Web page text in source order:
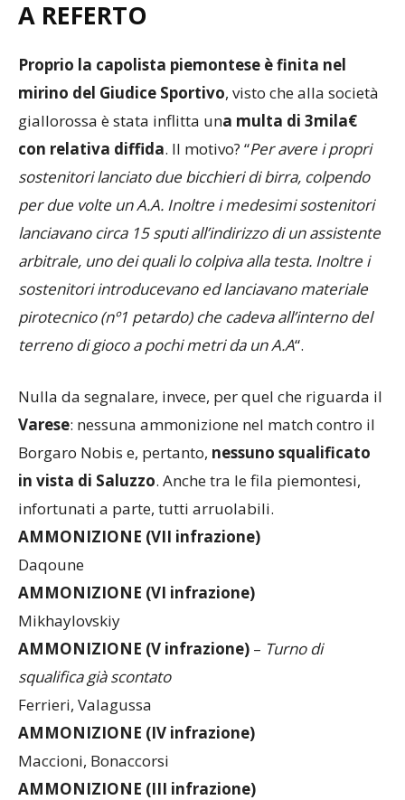
A REFERTO
Proprio la capolista piemontese è finita nel
mirino del Giudice Sportivo, visto che alla società
giallorossa è stata inflitta una multa di 3mila€
con relativa diffida. Il motivo? “Per avere i propri
sostenitori lanciato due bicchieri di birra, colpendo
per due volte un A.A. Inoltre i medesimi sostenitori
lanciavano circa 15 sputi all’indirizzo di un assistente
arbitrale, uno dei quali lo colpiva alla testa. Inoltre i
sostenitori introducevano ed lanciavano materiale
pirotecnico (nº1 petardo) che cadeva all’interno del
terreno di gioco a pochi metri da un A.A“.
Nulla da segnalare, invece, per quel che riguarda il
Varese: nessuna ammonizione nel match contro il
Borgaro Nobis e, pertanto, nessuno squalificato
in vista di Saluzzo. Anche tra le fila piemontesi,
infortunati a parte, tutti arruolabili.
AMMONIZIONE (VII infrazione)
Daqoune
AMMONIZIONE (VI infrazione)
Mikhaylovskiy
AMMONIZIONE (V infrazione) – Turno di
squalifica già scontato
Ferrieri, Valagussa
AMMONIZIONE (IV infrazione)
Maccioni, Bonaccorsi
AMMONIZIONE (III infrazione)